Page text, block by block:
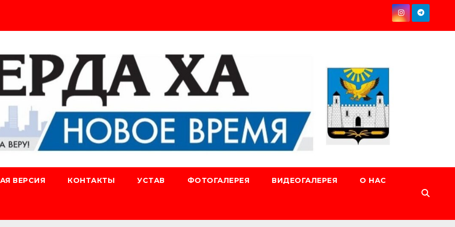
ВЕРСИЯ КОНТАКТЫ УСТАВ ФОТОГАЛЕРЕЯ ВИДЕОГАЛЕРЕЯ О НАС